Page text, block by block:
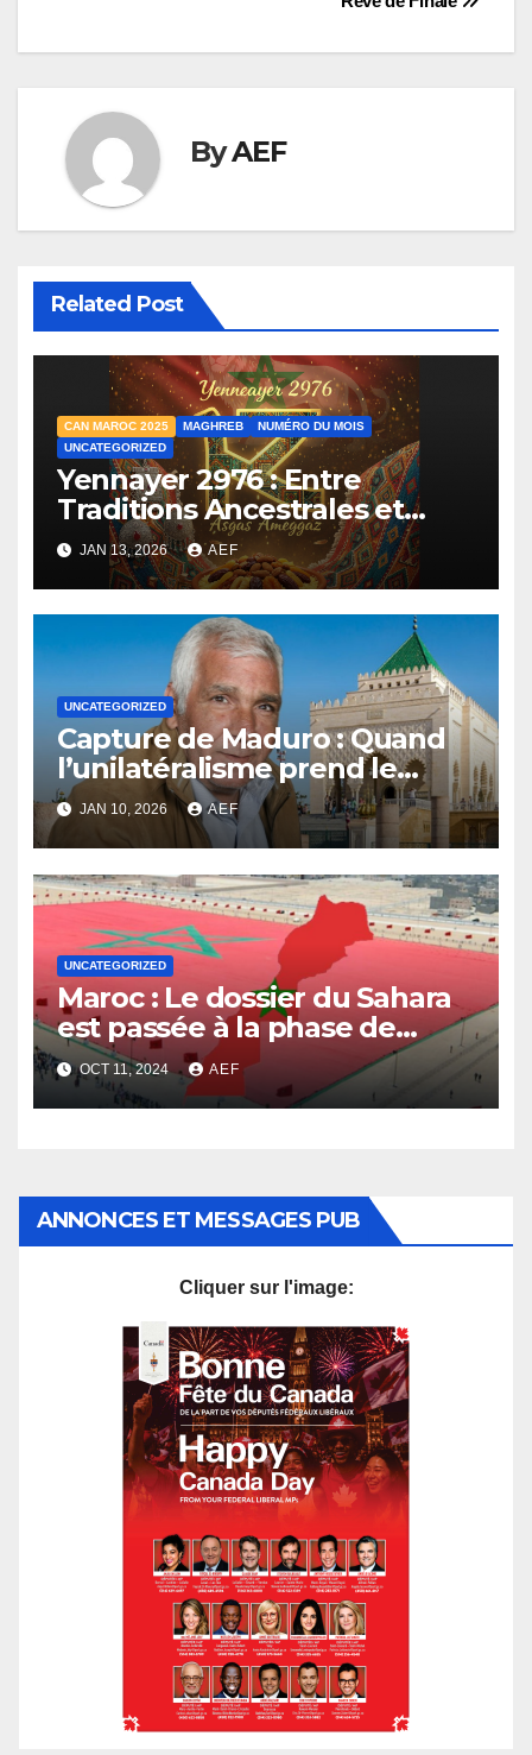
l’article
ByAEF
Related Post
CAN MAROC 2025 MAGHREB
NUMÉRO DU MOIS
UNCATEGORIZED
Yennayer 2976 : Entre
Traditions Ancestrales et
Rêve de Finale
JAN 13, 2026 AEF
UNCATEGORIZED
Capture de Maduro : Quand
l’unilatéralisme prend le
dessus sur le multilatéralisme
JAN 10, 2026 AEF
UNCATEGORIZED
Maroc : Le dossier du Sahara
est passée à la phase de
fermeté et de proactivité
OCT 11, 2024 AEF
ANNONCES ET MESSAGES PUB
Cliquer sur l'image: